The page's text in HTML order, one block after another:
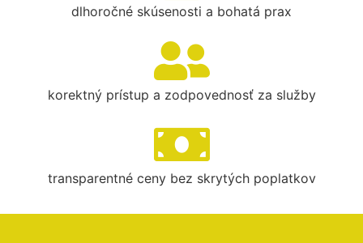
dlhoročné skúsenosti a bohatá prax
korektný prístup a zodpovednosť za služby
transparentné ceny bez skrytých poplatkov